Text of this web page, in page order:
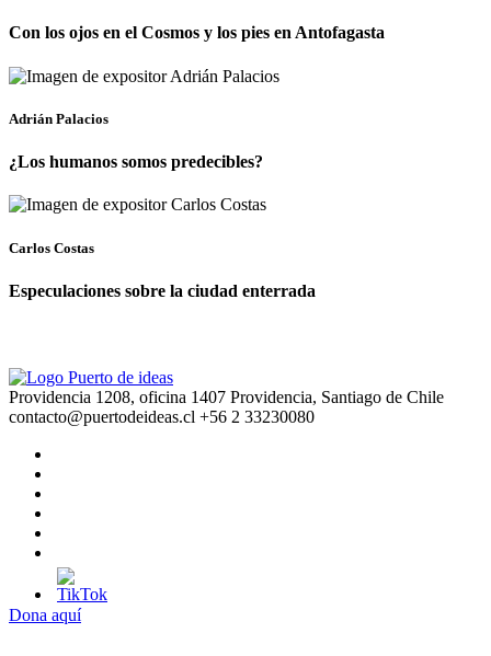
Con los ojos en el Cosmos y los pies en Antofagasta
Adrián Palacios
¿Los humanos somos predecibles?
Carlos Costas
Especulaciones sobre la ciudad enterrada
Providencia 1208, oficina 1407 Providencia, Santiago de Chile
contacto@puertodeideas.cl +56 2 33230080
Dona aquí